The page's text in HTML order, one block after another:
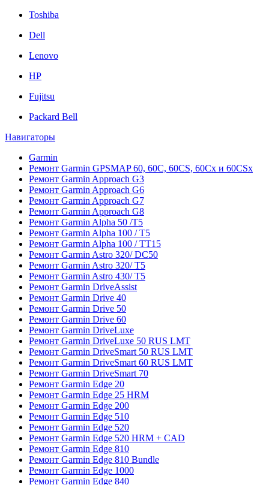
Toshiba
Dell
Lenovo
HP
Fujitsu
Packard Bell
Навигаторы
Garmin
Ремонт Garmin GPSMAP 60, 60C, 60CS, 60Cx и 60CSx
Ремонт Garmin Approach G3
Ремонт Garmin Approach G6
Ремонт Garmin Approach G7
Ремонт Garmin Approach G8
Ремонт Garmin Alpha 50 /T5
Ремонт Garmin Alpha 100 / T5
Ремонт Garmin Alpha 100 / TT15
Ремонт Garmin Astro 320/ DC50
Ремонт Garmin Astro 320/ T5
Ремонт Garmin Astro 430/ T5
Ремонт Garmin DriveAssist
Ремонт Garmin Drive 40
Ремонт Garmin Drive 50
Ремонт Garmin Drive 60
Ремонт Garmin DriveLuxe
Ремонт Garmin DriveLuxe 50 RUS LMT
Ремонт Garmin DriveSmart 50 RUS LMT
Ремонт Garmin DriveSmart 60 RUS LMT
Ремонт Garmin DriveSmart 70
Ремонт Garmin Edge 20
Ремонт Garmin Edge 25 HRM
Ремонт Garmin Edge 200
Ремонт Garmin Edge 510
Ремонт Garmin Edge 520
Ремонт Garmin Edge 520 HRM + CAD
Ремонт Garmin Edge 810
Ремонт Garmin Edge 810 Bundle
Ремонт Garmin Edge 1000
Ремонт Garmin Edge 840